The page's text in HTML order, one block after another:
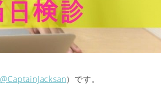
@CaptainJacksan）です。